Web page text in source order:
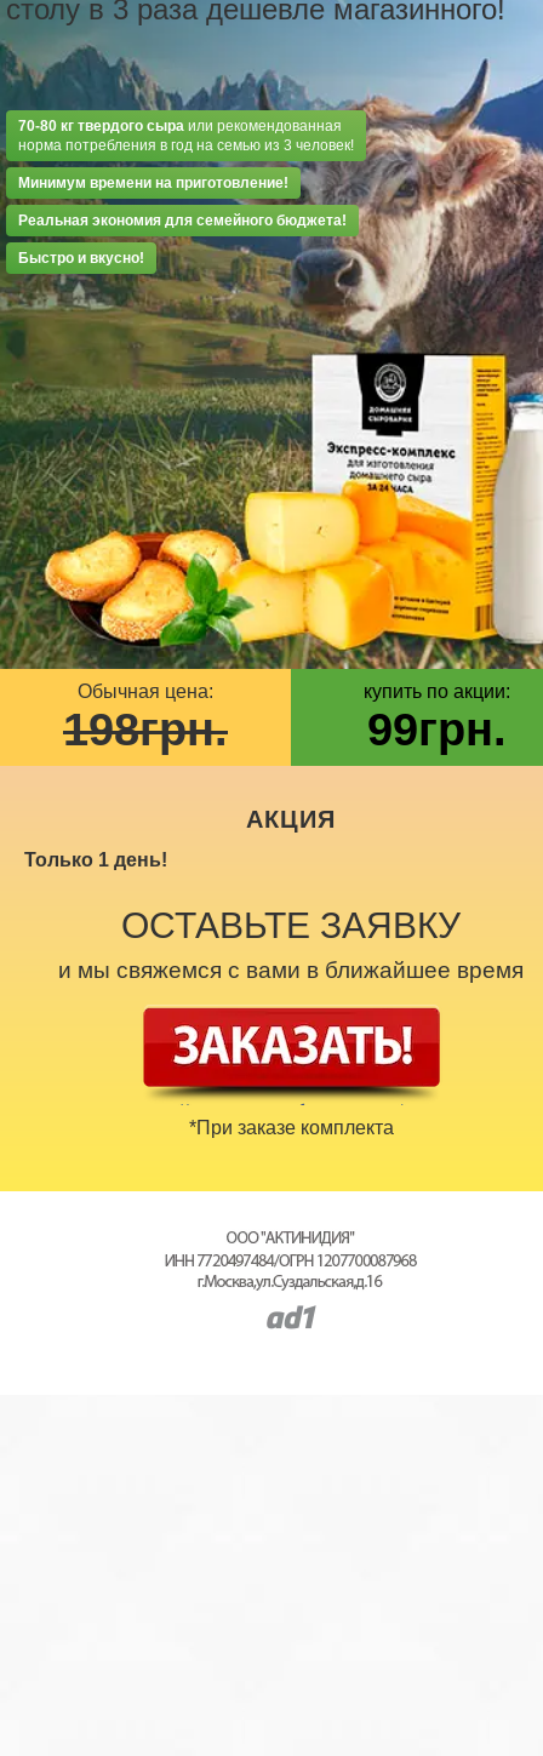
столу в 3 раза дешевле магазинного!
70-80 кг твердого сыра или рекомендованная
норма потребления в год на семью из 3 человек!
Минимум времени на приготовление!
Реальная экономия для семейного бюджета!
Быстро и вкусно!
Обычная цена:
198грн.
купить по акции:
99грн.
АКЦИЯ
Только 1 день!
ОСТАВЬТЕ ЗАЯВКУ
и мы свяжемся с вами в ближайшее время
*При заказе комплекта